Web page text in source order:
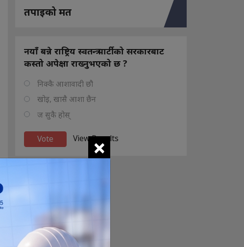
तपाइको मत
नयाँ बन्ने राष्ट्रिय स्वतन्त्र पार्टीको सरकारबाट
कस्तो अपेक्षा राख्नुभएको छ ?
निक्कै आशावादी छौ
खोइ, खासै आशा छैन
ज सुकै होस्
View Results
×